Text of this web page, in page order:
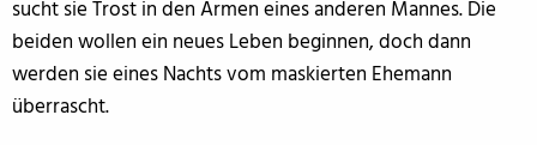
sucht sie Trost in den Armen eines anderen Mannes. Die
beiden wollen ein neues Leben beginnen, doch dann
werden sie eines Nachts vom maskierten Ehemann
überrascht.